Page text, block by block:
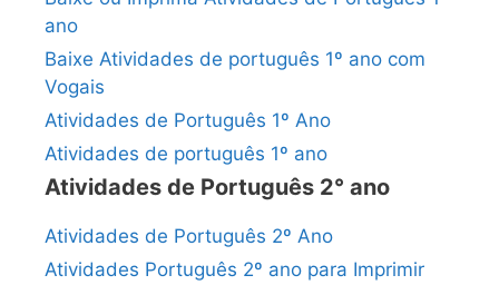
ano
Baixe Atividades de português 1º ano com
Vogais
Atividades de Português 1º Ano
Atividades de português 1º ano
Atividades de Português 2° ano
Atividades de Português 2º Ano
Atividades Português 2º ano para Imprimir